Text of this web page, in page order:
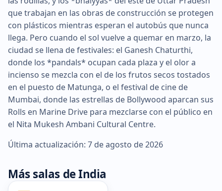
que trabajan en las obras de construcción se protegen
con plásticos mientras esperan el autobús que nunca
llega. Pero cuando el sol vuelve a quemar en marzo, la
ciudad se llena de festivales: el Ganesh Chaturthi,
donde los *pandals* ocupan cada plaza y el olor a
incienso se mezcla con el de los frutos secos tostados
en el puesto de Matunga, o el festival de cine de
Mumbai, donde las estrellas de Bollywood aparcan sus
Rolls en Marine Drive para mezclarse con el público en
el Nita Mukesh Ambani Cultural Centre.
Última actualización: 7 de agosto de 2026
Más salas de India